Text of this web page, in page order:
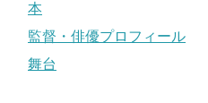
本
監督・俳優プロフィール
舞台